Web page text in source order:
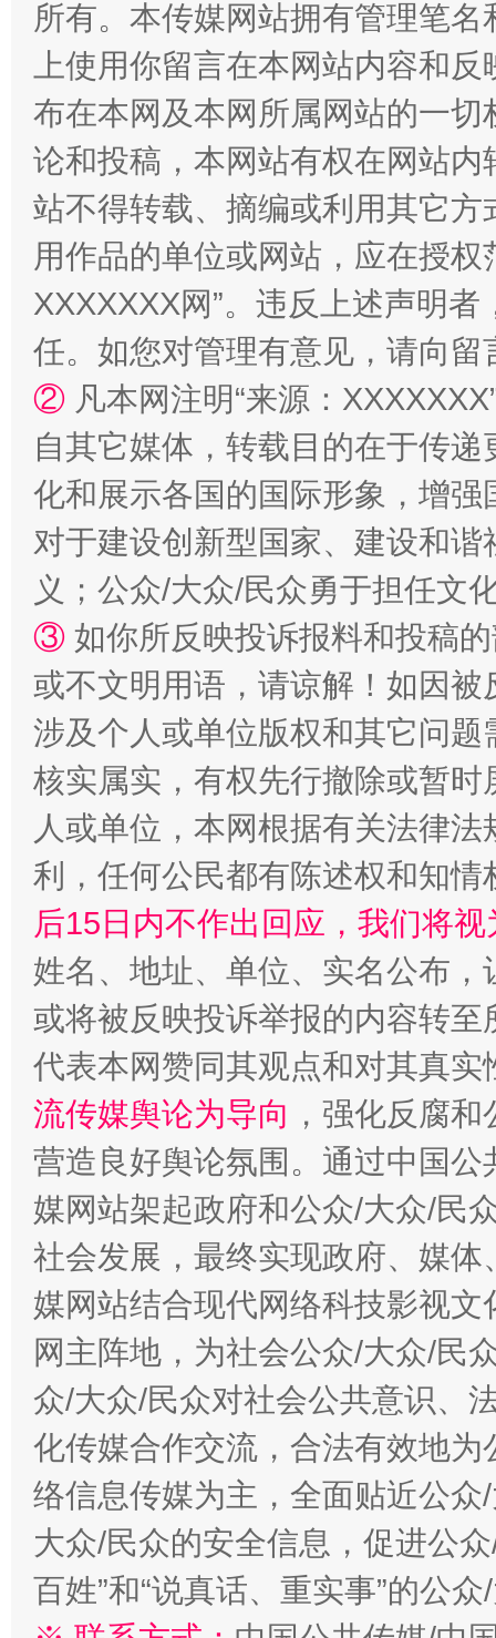
扯下公款旅游的“隐身衣” 如何以
完善运行机制助力责任有效落实
公平竞争审查“十大案例”出炉！ 一纸欠
东山县通报“牛蛙产品抗生素超标问题” 法
千年窑火 生生不息 一
所有。本传媒网站拥有管理笔
上使用你留言在本网站内容和
布在本网及本网所属网站的一
论和投稿，本网站有权在网站
站不得转载、摘编或利用其它
用作品的单位或网站，应在授
XXXXXXX网”。违反上述声明
任。如您对管理有意见，请向
② 凡本网注明“来源：
自其它媒体，转载目的在于传
化和展示各国的国际形象，增
对于建设创新型国家、建设和
义；公众/大众/民众勇于担任文
③ 如你所反映投诉报料和投稿
或不文明用语，请谅解！如因
涉及个人或单位版权和其它问题
核实属实，有权先行撤除或暂
人或单位，本网根据有关法律
利，任何公民都有陈述权和知情
后15日内不作出回应，我们将
姓名、地址、单位、实名公布
或将被反映投诉举报的内容转
代表本网赞同其观点和对其真实
流传媒舆论为导向 ，强化反腐
营造良好舆论氛围。通过中国
媒网站架起政府和公众/大众/民
社会发展，最终实现政府、媒
媒网站结合现代网络科技影视
网主阵地，为社会公众/大众/民
众/大众/民众对社会公共意识、
化传媒合作交流，合法有效地
络信息传媒为主，全面贴近公
大众/民众的安全信息，促进公
百姓”和“说真话、重实事”的公